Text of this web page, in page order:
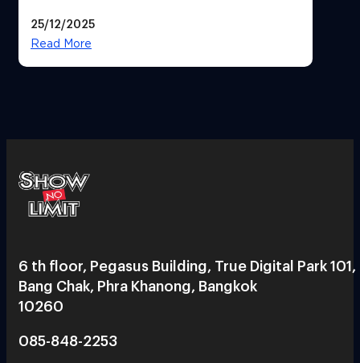
25/12/2025
Read More
6 th floor, Pegasus Building, True Digital Park 101,
Bang Chak, Phra Khanong, Bangkok
10260
085-848-2253